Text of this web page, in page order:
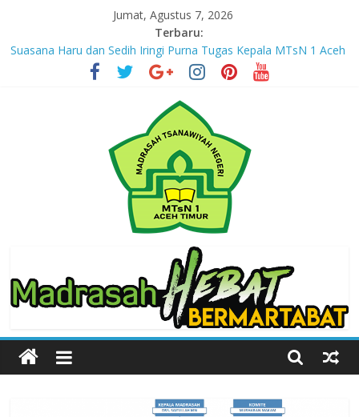
content
Jumat, Agustus 7, 2026
Terbaru:
Suasana Haru dan Sedih Iringi Purna Tugas Kepala MTsN 1 Aceh
Masuki Tahun Ketiga, MTsN 1 Aceh Timur Perkuat Kapasitas
Guru untuk Hadirkan Inovasi Kelas Digital
Jejak yang Tertinggal – Part III
Jejak yang Tertinggal – Part II
Jejak yang Tertinggal – Part I
1
Aceh
Timur